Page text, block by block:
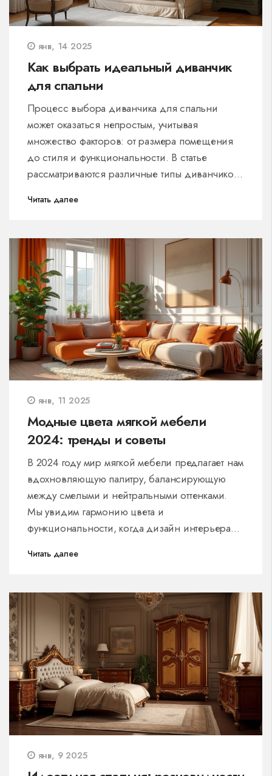
янв, 14 2025
Как выбрать идеальный диванчик
для спальни
Процесс выбора диванчика для спальни
может оказаться непростым, учитывая
множество факторов: от размера помещения
до стиля и функциональности. В статье
рассматриваются различные типы диванчиков,
предлагаются советы по выбору идеального
создать уютную и стильную атмосферу, чтобы
спальня стала вашим личным оазисом отдыха
и релаксации.
Читать далее
янв, 11 2025
Модные цвета мягкой мебели
2024: тренды и советы
В 2024 году мир мягкой мебели предлагает нам
вдохновляющую палитру, балансирующую
между смелыми и нейтральными оттенками.
Мы увидим гармонию цвета и
функциональности, когда дизайн интерьера
как создать уютный дом, используя актуальные
сочетания, которые сделают ваш интерьер
уникальным. Исследуйте современные
подходы к выбору подходящей мягкой
мебели, просмотрите рекомендации
экспертов, и получите полезные советы по
воплощению идей в вашей квартире.
Читать далее
янв, 9 2025